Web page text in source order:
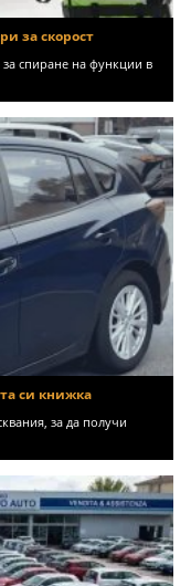
за скорост
за спиране на функции в
си книжка
за да получи